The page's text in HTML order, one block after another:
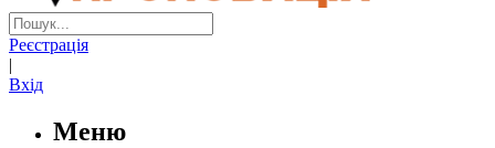
Реєстрація
|
Вхід
Меню